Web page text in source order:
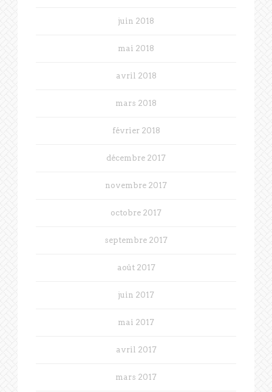
juin 2018
mai 2018
avril 2018
mars 2018
février 2018
décembre 2017
novembre 2017
octobre 2017
septembre 2017
août 2017
juin 2017
mai 2017
avril 2017
mars 2017